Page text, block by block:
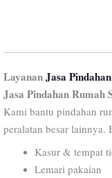
LayananJasa Pindahan
Jasa Pindahan Rumah
Kami bantu pindahan
peralatan besar
Kasur & tempat
Lemari pakaian